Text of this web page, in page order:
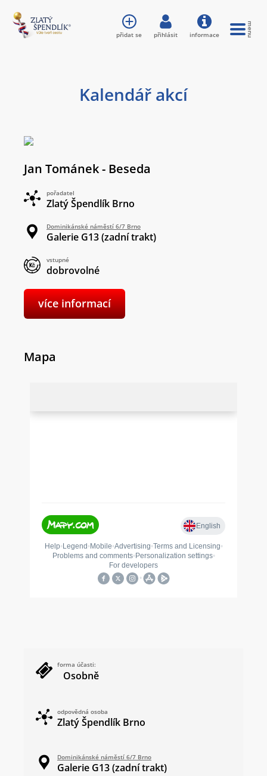
Kalendář akcí
Jan Tománek - Beseda
pořadatel
Zlatý Špendlík Brno
Dominikánské náměstí 6/7 Brno
Galerie G13 (zadní trakt)
vstupné
dobrovolné
více informací
Mapa
forma účasti:
Osobně
odpovědná osoba
Zlatý Špendlík Brno
Dominikánské náměstí 6/7 Brno
Galerie G13 (zadní trakt)
přidat se přihlásit informace